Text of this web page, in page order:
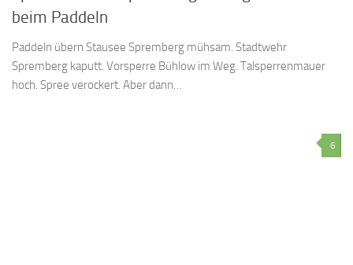
beim Paddeln
Paddeln übern Stausee Spremberg mühsam. Stadtwehr
Spremberg kaputt. Vorsperre Bühlow im Weg. Talsperrenmauer
hoch. Spree verockert. Aber dann…
6